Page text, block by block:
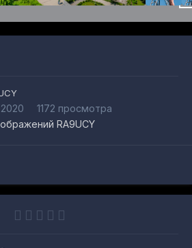
1172 просмотра
RA9UCY